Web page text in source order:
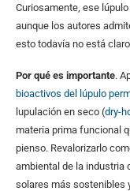
Curiosamente, ese
aunque los autores
esto todavía no está
Por qué es importante.
bioactivos del lúpulo
lupulación en seco (dry-
materia prima funcional
pienso. Revalorizarlo
ambiental de la industria
solares más sostenibles